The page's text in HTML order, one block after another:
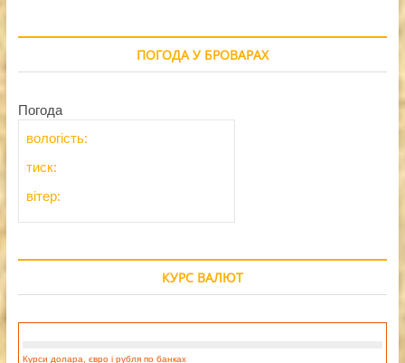
ПОГОДА У БРОВАРАХ
Погода
вологість:
тиск:
вітер:
КУРС ВАЛЮТ
Курси долара, євро і рубля по банках